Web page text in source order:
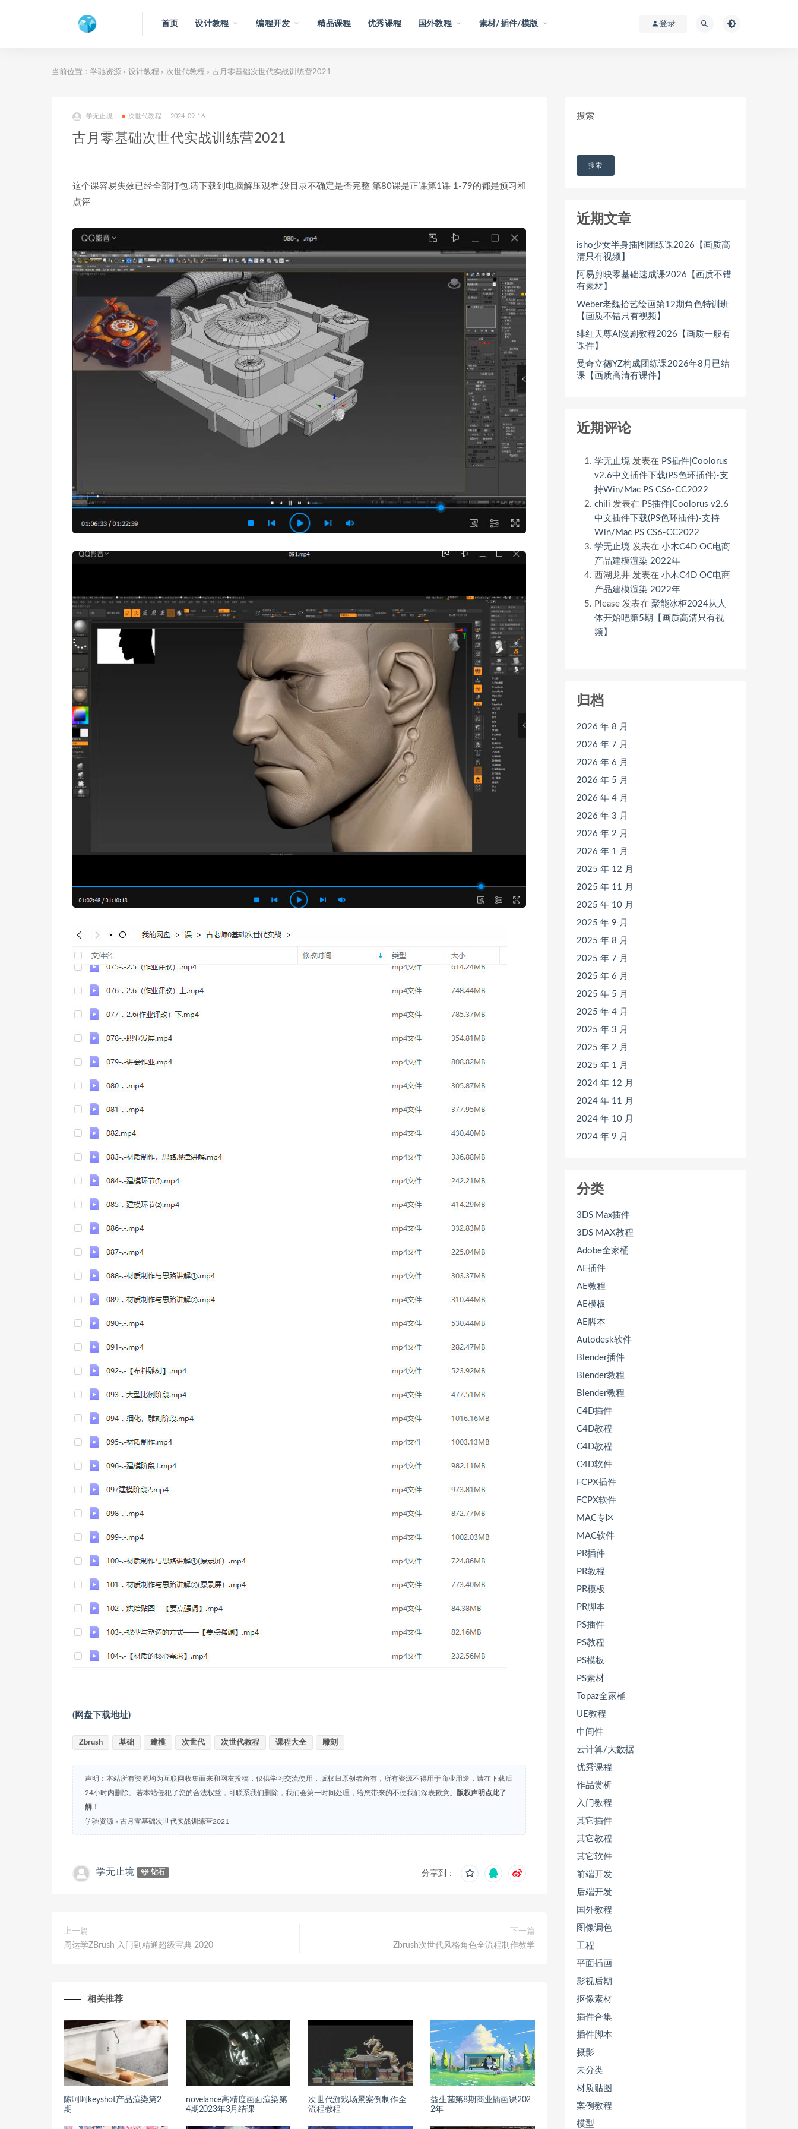
首页 设计教程 编程开发 精品课程 优秀课程 国外教程 素材/插件/模版 登录
当前位置： 学驰资源 > 设计教程 > 次世代教程 > 古月零基础次世代实战训练营2021
学无止境 次世代教程 2024-09-16
古月零基础次世代实战训练营2021
这个课容易失效已经全部打包,请下载到电脑解压观看,没目录不确定是否完整 第80课是正课第1课 1-79的都是预习和
点评
(网盘下载地址)
Zbrush 基础 建模 次世代 次世代教程 课程大全 雕刻
声明：本站所有资源均为互联网收集而来和网友投稿，仅供学习交流使用，版权归原创者所有，所有资源不得用于商业用途，请在下载后
24小时内删除。若本站侵犯了您的合法权益，可联系我们删除，我们会第一时间处理，给您带来的不便我们深表歉意。
版权声明点此了
解！
学驰资源 » 古月零基础次世代实战训练营2021
学无止境 钻石 分享到：
上一篇
周达学ZBrush 入门到精通超级宝典 2020
下一篇
Zbrush次世代风格角色全流程制作教学
相关推荐
陈呵呵keyshot产品渲染第2
期
novelance高精度画面渲染第
4期2023年3月结课
次世代游戏场景案例制作全
流程教程
益生菌第8期商业插画课202
2年
搜索
搜索
近期文章
isho少女半身插图团练课2026【画质高
清只有视频】
阿易剪映零基础速成课2026【画质不错
有素材】
Weber老魏拾艺绘画第12期角色特训班
【画质不错只有视频】
绯红天尊AI漫剧教程2026【画质一般有
课件】
曼奇立德YZ构成团练课2026年8月已结
课【画质高清有课件】
近期评论
学无止境 发表在 PS插件|Coolorus
v2.6中文插件下载(PS色环插件)-支
持Win/Mac PS CS6-CC2022
chili 发表在 PS插件|Coolorus v2.6
中文插件下载(PS色环插件)-支持
Win/Mac PS CS6-CC2022
学无止境 发表在 小木C4D OC电商
产品建模渲染 2022年
西湖龙井 发表在 小木C4D OC电商
产品建模渲染 2022年
Please 发表在 聚能冰柜2024从人
体开始吧第5期【画质高清只有视
频】
归档
2026 年 8 月
2026 年 7 月
2026 年 6 月
2026 年 5 月
2026 年 4 月
2026 年 3 月
2026 年 2 月
2026 年 1 月
2025 年 12 月
2025 年 11 月
2025 年 10 月
2025 年 9 月
2025 年 8 月
2025 年 7 月
2025 年 6 月
2025 年 5 月
2025 年 4 月
2025 年 3 月
2025 年 2 月
2025 年 1 月
2024 年 12 月
2024 年 11 月
2024 年 10 月
2024 年 9 月
分类
3DS Max插件
3DS MAX教程
Adobe全家桶
AE插件
AE教程
AE模板
AE脚本
Autodesk软件
Blender插件
Blender教程
Blender教程
C4D插件
C4D教程
C4D教程
C4D软件
FCPX插件
FCPX软件
MAC专区
MAC软件
PR插件
PR教程
PR模板
PR脚本
PS插件
PS教程
PS模板
PS素材
Topaz全家桶
UE教程
中间件
云计算/大数据
优秀课程
作品赏析
入门教程
其它插件
其它教程
其它软件
前端开发
后端开发
国外教程
图像调色
工程
平面插画
影视后期
抠像素材
插件合集
插件脚本
摄影
未分类
材质贴图
案例教程
模型